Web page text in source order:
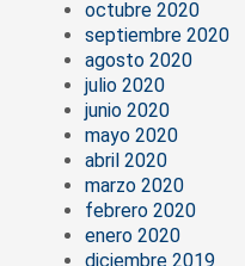
octubre 2020
septiembre 2020
agosto 2020
julio 2020
junio 2020
mayo 2020
abril 2020
marzo 2020
febrero 2020
enero 2020
diciembre 2019